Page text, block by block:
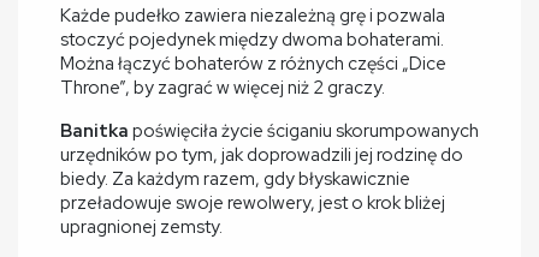
Każde pudełko zawiera niezależną grę i pozwala
stoczyć pojedynek między dwoma bohaterami.
Można łączyć bohaterów z różnych części „Dice
Throne”, by zagrać w więcej niż 2 graczy.
Banitka poświęciła życie ściganiu skorumpowanych
urzędników po tym, jak doprowadzili jej rodzinę do
biedy. Za każdym razem, gdy błyskawicznie
przeładowuje swoje rewolwery, jest o krok bliżej
upragnionej zemsty.